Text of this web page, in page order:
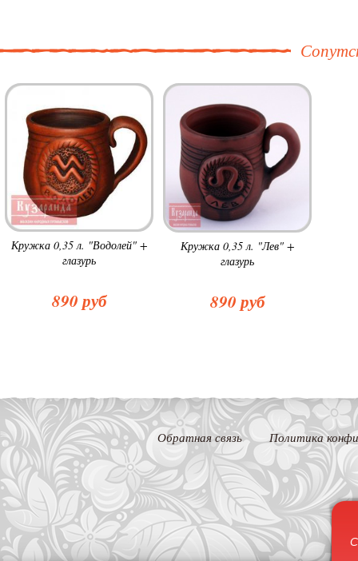
Кружка 0,35 л. "Водолей" +
глазурь
890 руб
Кружка 0,35 л. "Лев" +
глазурь
890 руб
Обратная связь Политика